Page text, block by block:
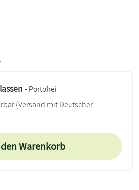
- Portofrei
(Versand mit Deutscher
Warenkorb